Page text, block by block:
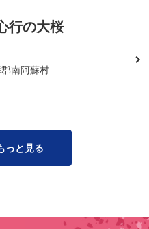
行の大桜
南阿蘇村
っと見る